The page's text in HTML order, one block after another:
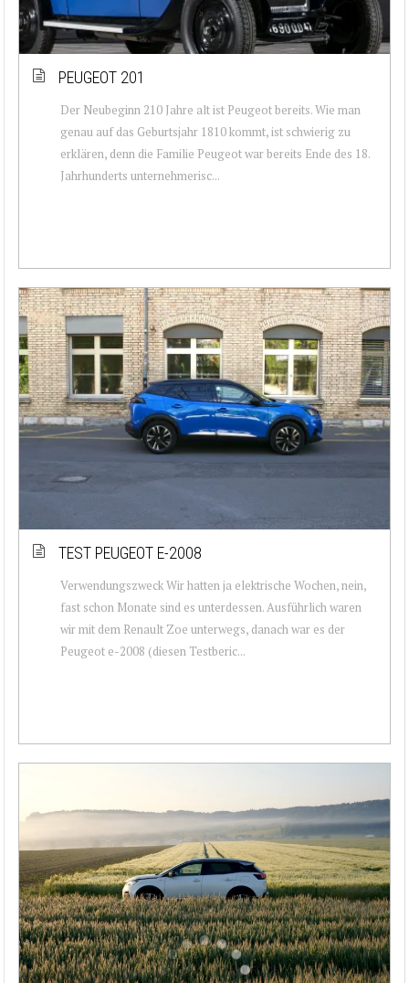
PEUGEOT 201
Der Neubeginn 210 Jahre alt ist Peugeot bereits. Wie man
genau auf das Geburtsjahr 1810 kommt, ist schwierig zu
erklären, denn die Familie Peugeot war bereits Ende des 18.
Jahrhunderts unternehmerisc...
TEST PEUGEOT E-2008
Verwendungszweck Wir hatten ja elektrische Wochen, nein,
fast schon Monate sind es unterdessen. Ausführlich waren
wir mit dem Renault Zoe unterwegs, danach war es der
Peugeot e-2008 (diesen Testberic...